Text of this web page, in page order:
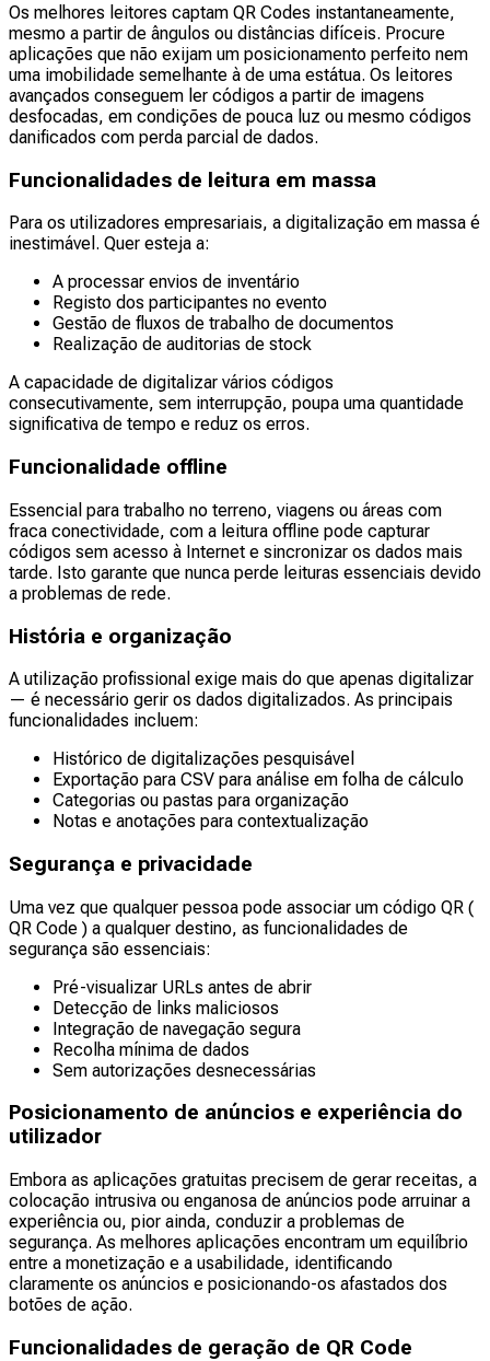
Os melhores leitores captam QR Codes instantaneamente,
mesmo a partir de ângulos ou distâncias difíceis. Procure
aplicações que não exijam um posicionamento perfeito nem
uma imobilidade semelhante à de uma estátua. Os leitores
avançados conseguem ler códigos a partir de imagens
desfocadas, em condições de pouca luz ou mesmo códigos
danificados com perda parcial de dados.
Funcionalidades de leitura em massa
Para os utilizadores empresariais, a digitalização em massa é
inestimável. Quer esteja a:
A processar envios de inventário
Registo dos participantes no evento
Gestão de fluxos de trabalho de documentos
Realização de auditorias de stock
A capacidade de digitalizar vários códigos
consecutivamente, sem interrupção, poupa uma quantidade
significativa de tempo e reduz os erros.
Funcionalidade offline
Essencial para trabalho no terreno, viagens ou áreas com
fraca conectividade, com a leitura offline pode capturar
códigos sem acesso à Internet e sincronizar os dados mais
tarde. Isto garante que nunca perde leituras essenciais devido
a problemas de rede.
História e organização
A utilização profissional exige mais do que apenas digitalizar
— é necessário gerir os dados digitalizados. As principais
funcionalidades incluem:
Histórico de digitalizações pesquisável
Exportação para CSV para análise em folha de cálculo
Categorias ou pastas para organização
Notas e anotações para contextualização
Segurança e privacidade
Uma vez que qualquer pessoa pode associar um código QR (
QR Code ) a qualquer destino, as funcionalidades de
segurança são essenciais:
Pré-visualizar URLs antes de abrir
Detecção de links maliciosos
Integração de navegação segura
Recolha mínima de dados
Sem autorizações desnecessárias
Posicionamento de anúncios e experiência do
utilizador
Embora as aplicações gratuitas precisem de gerar receitas, a
colocação intrusiva ou enganosa de anúncios pode arruinar a
experiência ou, pior ainda, conduzir a problemas de
segurança. As melhores aplicações encontram um equilíbrio
entre a monetização e a usabilidade, identificando
claramente os anúncios e posicionando-os afastados dos
botões de ação.
Funcionalidades de geração de QR Code